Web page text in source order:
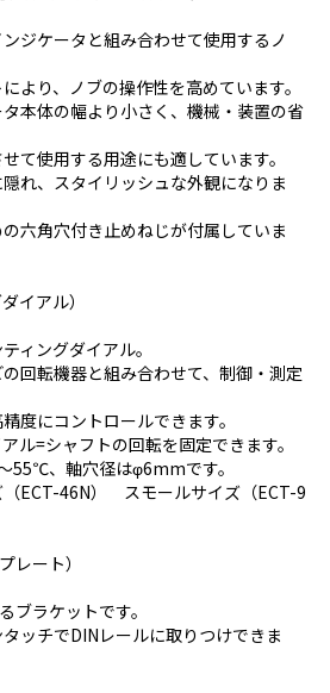
ジケータと組み合わせて使用するノ
より、ノブの操作性を高めています。
本体の幅より小さく、機械・装置の省
て使用する用途にも適しています。
れ、スタイリッシュな外観になりま
六角穴付き止めねじが付属していま
イアル）
ィングダイアル。
回転機器と組み合わせて、制御・測定
度にコントロールできます。
ル=シャフトの回転を固定できます。
55℃、軸穴径はφ6mmです。
（ECT-46N） スモールサイズ（ECT-9
レート）
ブラケットです。
ッチでDINレールに取りつけできま